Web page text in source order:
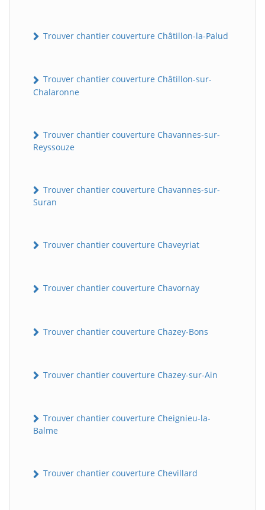
Trouver chantier couverture Châtillon-la-Palud
Trouver chantier couverture Châtillon-sur-
Chalaronne
Trouver chantier couverture Chavannes-sur-
Reyssouze
Trouver chantier couverture Chavannes-sur-
Suran
Trouver chantier couverture Chaveyriat
Trouver chantier couverture Chavornay
Trouver chantier couverture Chazey-Bons
Trouver chantier couverture Chazey-sur-Ain
Trouver chantier couverture Cheignieu-la-
Balme
Trouver chantier couverture Chevillard